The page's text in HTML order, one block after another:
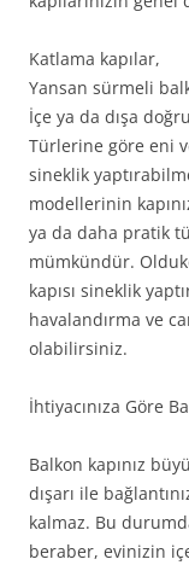
Katlama kapılar,
Yansan sürmeli
İçe ya da dışa
Türlerine göre eni
sineklik
modellerinin
ya da daha pratik
mümkündür.
kapısı sineklik
havalandırma ve
olabilirsiniz.
İhtiyacınıza Göre
Balkon kapınız
dışarı ile
kalmaz. Bu
beraber, evinizin